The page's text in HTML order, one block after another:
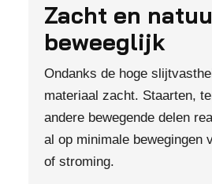
Zacht en
beweeglijk
Ondanks de hoge
materiaal zacht. Staarten,
andere bewegende delen
al op minimale bewegingen
of stroming.